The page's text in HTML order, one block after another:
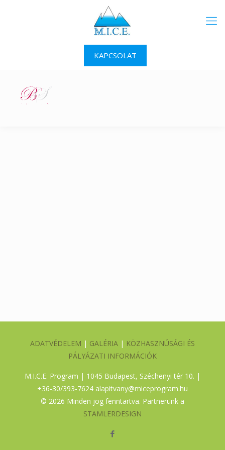
KAPCSOLAT
ADATVÉDELEM | GALÉRIA | KÖZHASZNÚSÁGI ÉS
PÁLYÁZATI INFORMÁCIÓK
M.I.C.E. Program | 1045 Budapest, Széchenyi tér 10. |
+36-30/393-7624 alapitvany@miceprogram.hu
© 2026 Minden jog fenntartva. Partnerünk a
STAMLERDESIGN